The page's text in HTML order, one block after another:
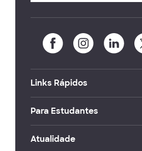
Links Rápidos
Para Estudantes
Atualidade